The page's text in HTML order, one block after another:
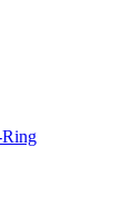
Ring